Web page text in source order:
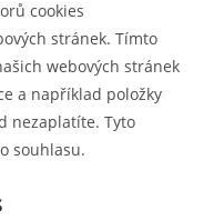
cookies
stránek. Tímto
webových stránek
a například položky
nezaplatíte. Tyto
souhlasu.